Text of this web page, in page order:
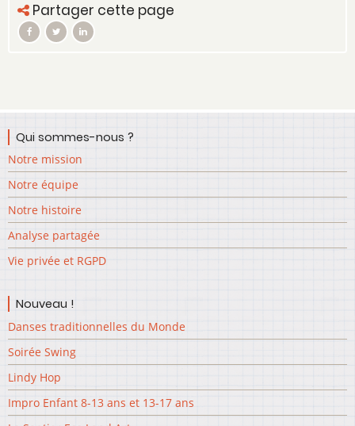
Partager cette page
Qui sommes-nous ?
Notre mission
Notre équipe
Notre histoire
Analyse partagée
Vie privée et RGPD
Nouveau !
Danses traditionnelles du Monde
Soirée Swing
Lindy Hop
Impro Enfant 8-13 ans et 13-17 ans